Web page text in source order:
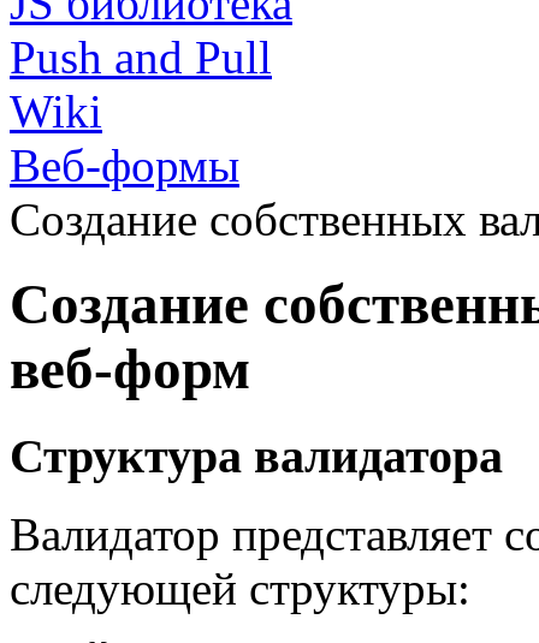
Push and Pull
Wiki
Веб-формы
Создание собственных
Создание
веб-форм
Структура валидатора
Валидатор представляет
следующей структуры: